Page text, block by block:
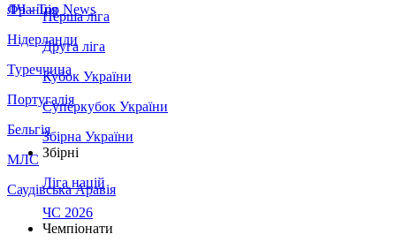
Франція
Нідерланди
Туреччина
Португалія
Бельгія
МЛС
Саудівська Аравія
ЛЧ - Top News
Перша ліга
Друга ліга
Кубок України
Суперкубок України
Збірна України
Збірні
Ліга націй
ЧС 2026
Чемпіонати